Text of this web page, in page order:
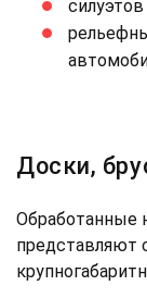
Доски,
Обработанные
представляют